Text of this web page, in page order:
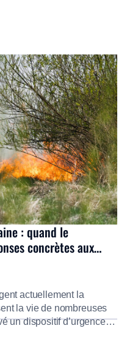
: quand le
concrètes aux
actuellement la
la vie de nombreuses
un dispositif d’urgence